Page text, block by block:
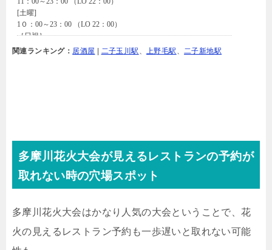
関連ランキング： 居酒屋 二子玉川駅 、上野毛駅 、二子新地駅
多摩川花火大会が見えるレストランの予約が
取れない時の穴場スポット
多摩川花火大会はかなり人気の大会ということで、花
火の見えるレストラン予約も一歩遅いと取れない可能